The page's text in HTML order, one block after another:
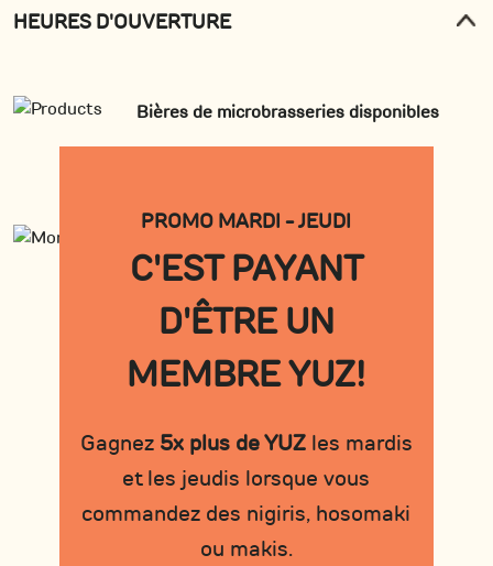
HEURES D'OUVERTURE
Bières de microbrasseries disponibles
PROMO MARDI - JEUDI
C'EST PAYANT
D'ÊTRE UN
MEMBRE YUZ!
Gagnez 5x plus de YUZles mardis
et les jeudis lorsque vous
commandez des nigiris, hosomaki
ou makis.